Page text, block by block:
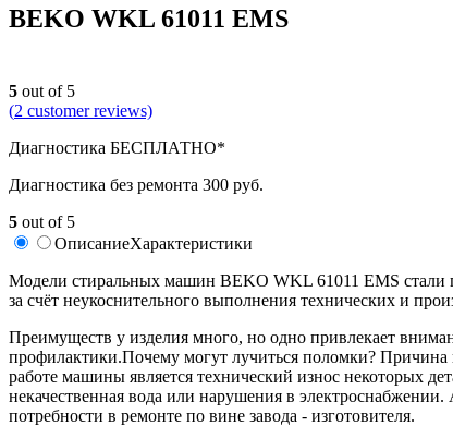
BEKO WKL 61011 EMS
5 out of 5
(2 customer reviews)
Диагностика БЕСПЛАТНО*
Диагностика без ремонта 300 руб.
5 out of 5
ОписаниеХарактеристики
Модели стиральных машин BEKO WKL 61011 EMS стали
за счёт неукоснительного выполнения технических и
Преимуществ у изделия много, но одно привлекает
профилактики.Почему могут лучиться поломки?
работе машины является технический износ некоторых
некачественная вода или нарушения в электроснабжении.
потребности в ремонте по вине завода - изготовителя.